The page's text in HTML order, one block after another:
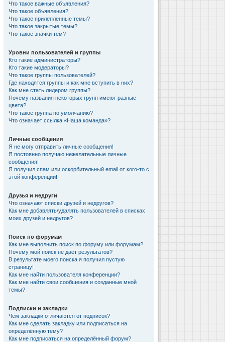
Что такое важные объявления?
Что такое объявления?
Что такое прилепленные темы?
Что такое закрытые темы?
Что такое значки тем?
Уровни пользователей и группы
Кто такие администраторы?
Кто такие модераторы?
Что такое группы пользователей?
Где находятся группы и как мне вступить в них?
Как мне стать лидером группы?
Почему названия некоторых групп имеют разные
цвета?
Что такое группа по умолчанию?
Что означает ссылка «Наша команда»?
Личные сообщения
Я не могу отправить личные сообщения!
Я постоянно получаю нежелательные личные
сообщения!
Я получил спам или оскорбительный email от кого-то с
этой конференции!
Друзья и недруги
Что означают списки друзей и недругов?
Как мне добавлять/удалять пользователей в списках
моих друзей и недругов?
Поиск по форумам
Как мне выполнить поиск по форуму или форумам?
Почему мой поиск не даёт результатов?
В результате моего поиска я получил пустую
страницу!
Как мне найти пользователя конференции?
Как мне найти свои сообщения и созданные мной
темы?
Подписки и закладки
Чем закладки отличаются от подписок?
Как мне сделать закладку или подписаться на
определённую тему?
Как мне подписаться на определённый форум?